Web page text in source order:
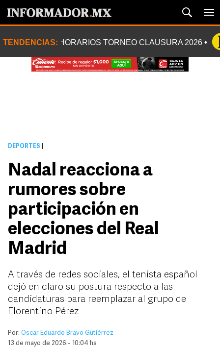
TENDENCIAS: HORARIOS TORNEO CLAUSURA 2026
DEPORTES
Nadal reacciona a
rumores sobre
participación en
elecciones del Real
Madrid
A través de redes sociales, el tenista español
dejó en claro su postura respecto a las
candidaturas para reemplazar al grupo de
Florentino Pérez
Por: Oscar Eduardo Bravo Gutiérrez
13 de mayo de 2026 - 10:04 hs